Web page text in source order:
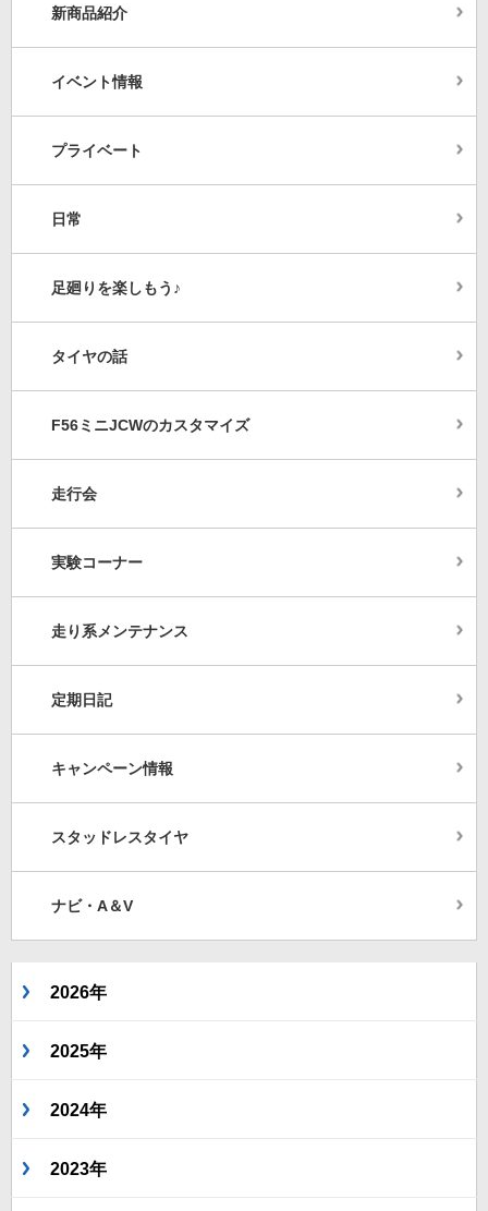
新商品紹介
イベント情報
プライベート
日常
足廻りを楽しもう♪
タイヤの話
F56ミニJCWのカスタマイズ
走行会
実験コーナー
走り系メンテナンス
定期日記
キャンペーン情報
スタッドレスタイヤ
ナビ・A＆V
2026年
2025年
2024年
2023年